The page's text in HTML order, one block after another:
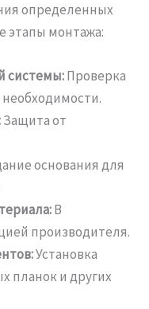
определенных
этапы монтажа:
системы:Проверка
Защита от
основания для
В
производителя.
Установка
планок и других